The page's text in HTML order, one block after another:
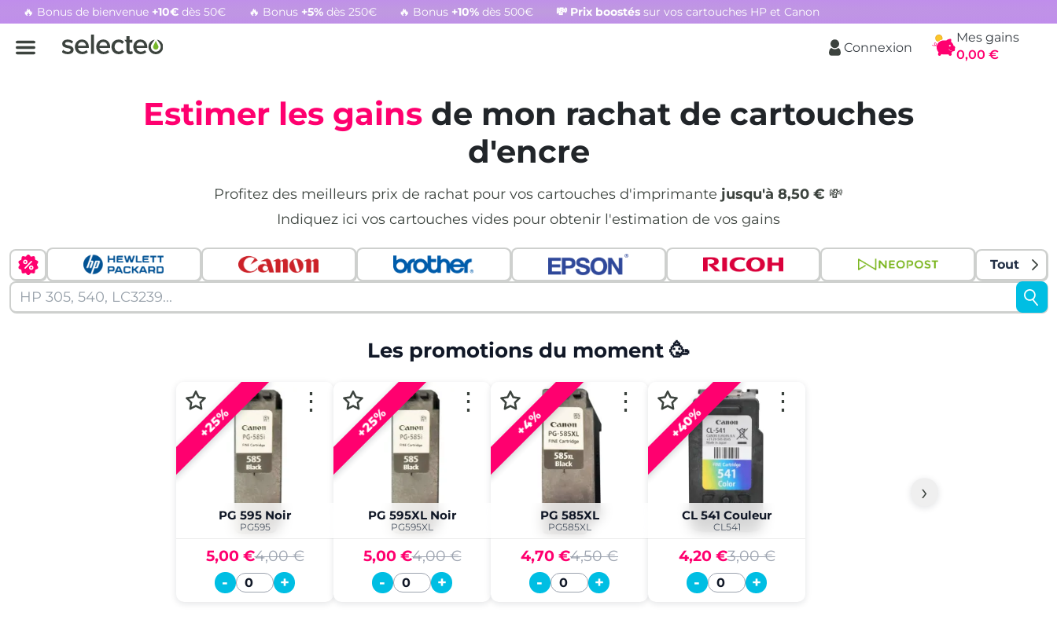
🔥 Bonus de bienvenue +10€dès 50€ 🔥 Bonus +5%dès 250€ 🔥 Bonus +10% dès 500€ 💸 Prix boostés sur vos cartouches HP et Canon
Connexion
Panier
Mes gains
0,00 €
Estimer les gains de mon rachat de cartouches
d'encre
Profitez des meilleurs prix de rachat pour vos cartouches d'imprimante jusqu'à 8,50 € 💸
Indiquez ici vos cartouches vides pour obtenir l'estimation de vos gains
Tout
Les promotions du moment 🥳
+25%
⋮
PG 595 Noir
PG595
5,00 €4,00 €
-
Quantité
+
+25%
⋮
PG 595XL Noir
PG595XL
5,00 €4,00 €
-
Quantité
+
+4%
⋮
PG 585XL
PG585XL
4,70 €4,50 €
-
Quantité
+
+40%
⋮
CL 541 Couleur
CL541
4,20 €3,00 €
-
Quantité
+
›